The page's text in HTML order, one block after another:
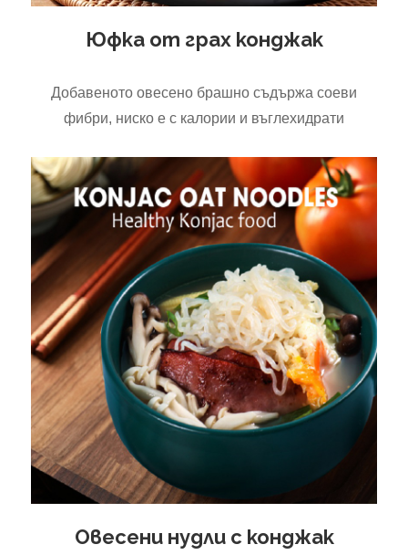
Юфка от грах конджак
Добавеното овесено брашно съдържа соеви
фибри, ниско е с калории и въглехидрати
Овесени нудли с конджак